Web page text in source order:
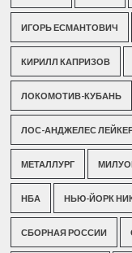
ИГОРЬ ЕСМАНТОВИЧ
КИРИЛЛ КАПРИЗОВ
ЛОКОМОТИВ-КУБАНЬ
ЛОС-АНДЖЕЛЕС
МЕТАЛЛУРГ
НБА НЬЮ-ЙОРК
СБОРНАЯ РОССИИ